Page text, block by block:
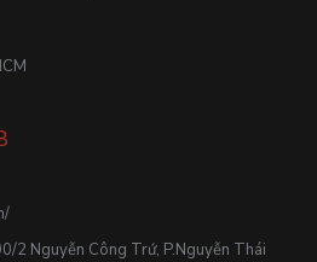
Nguyễn Công Trứ, P.Nguyễn Thái